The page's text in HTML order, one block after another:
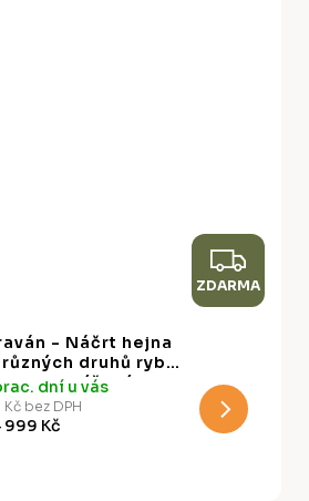
Z
D
M
ZDARMA
- Náčrt hejna
druhů ryb
na béžovém
stylu Vintage
dní u vás
Kč bez DPH
999 Kč